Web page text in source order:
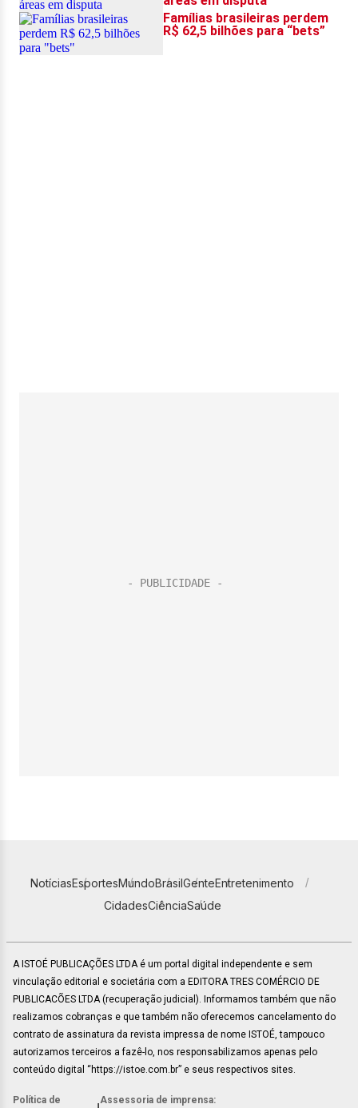
NotíciasEsportesMundoBrasilGenteEntretenimento
CidadesCiênciaSaúde
A ISTOÉ PUBLICAÇÕES LTDA é um portal digital independente e sem
vinculação editorial e societária com a EDITORA TRES COMÉRCIO DE
PUBLICACÕES LTDA (recuperação judicial). Informamos também que não
realizamos cobranças e que também não oferecemos cancelamento do
contrato de assinatura da revista impressa de nome ISTOÉ, tampouco
autorizamos terceiros a fazê-lo, nos responsabilizamos apenas pelo
conteúdo digital “https://istoe.com.br” e seus respectivos sites.
Política de Assessoria de imprensa: